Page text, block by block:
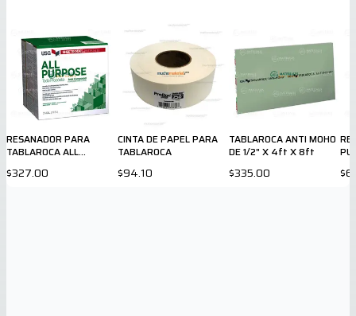
RESANADOR PARA
TABLAROCA ALL
$327.00
CINTA DE PAPEL PARA
TABLAROCA
$94.10
TABLAROCA ANTI MOHO
DE 1/2" X 4ft X 8ft
$335.00